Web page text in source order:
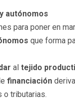
autónomos
para poner en
que forma
al tejido
financiación
o tributarias.